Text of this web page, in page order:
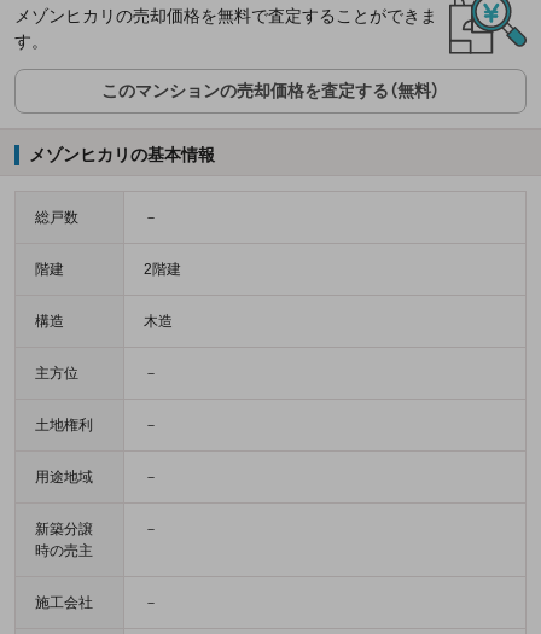
メゾンヒカリの売却価格を無料で査定することができま
す。
このマンションの売却価格を査定する（無料）
メゾンヒカリの基本情報
総戸数 －
階建 2階建
構造 木造
主方位 －
土地権利 －
用途地域 －
新築分譲
時の売主
－
施工会社 －